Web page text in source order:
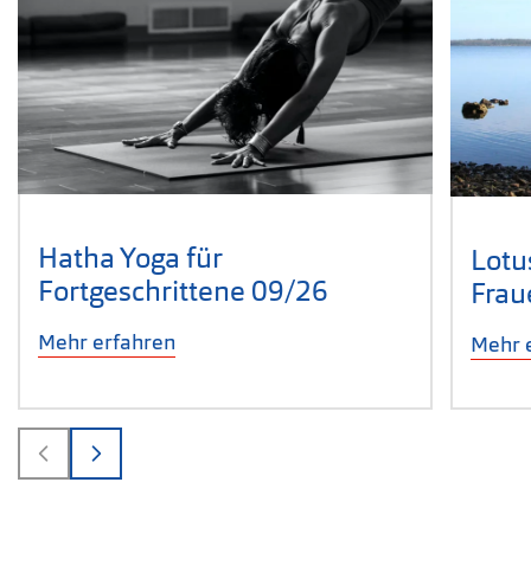
Hatha Yoga für
Fortgeschrittene 09/26
Mehr erfahren Mehr